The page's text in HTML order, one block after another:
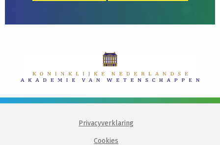
Privacyverklaring
Cookies